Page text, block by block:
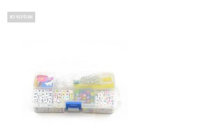
ИЗЧЕРПАН